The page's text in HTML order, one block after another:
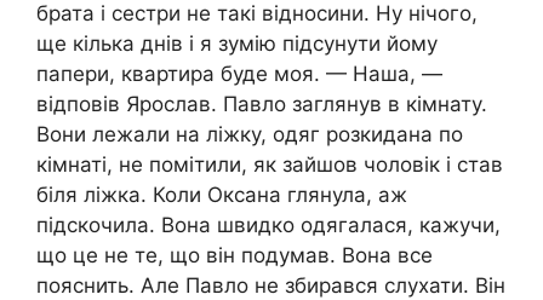
брата і сестри не такі відносини. Ну нічого,
ще кілька днів і я зумію підсунути йому
папери, квартира буде моя. — Наша, —
відповів Ярослав. Павло заглянув в кімнату.
Вони лежали на ліжку, одяг розкидана по
кімнаті, не помітили, як зайшов чоловік і став
біля ліжка. Коли Оксана глянула, аж
підскочила. Вона швидко одягалася, кажучи,
що це не те, що він подумав. Вона все
пояснить. Але Павло не збирався слухати. Він